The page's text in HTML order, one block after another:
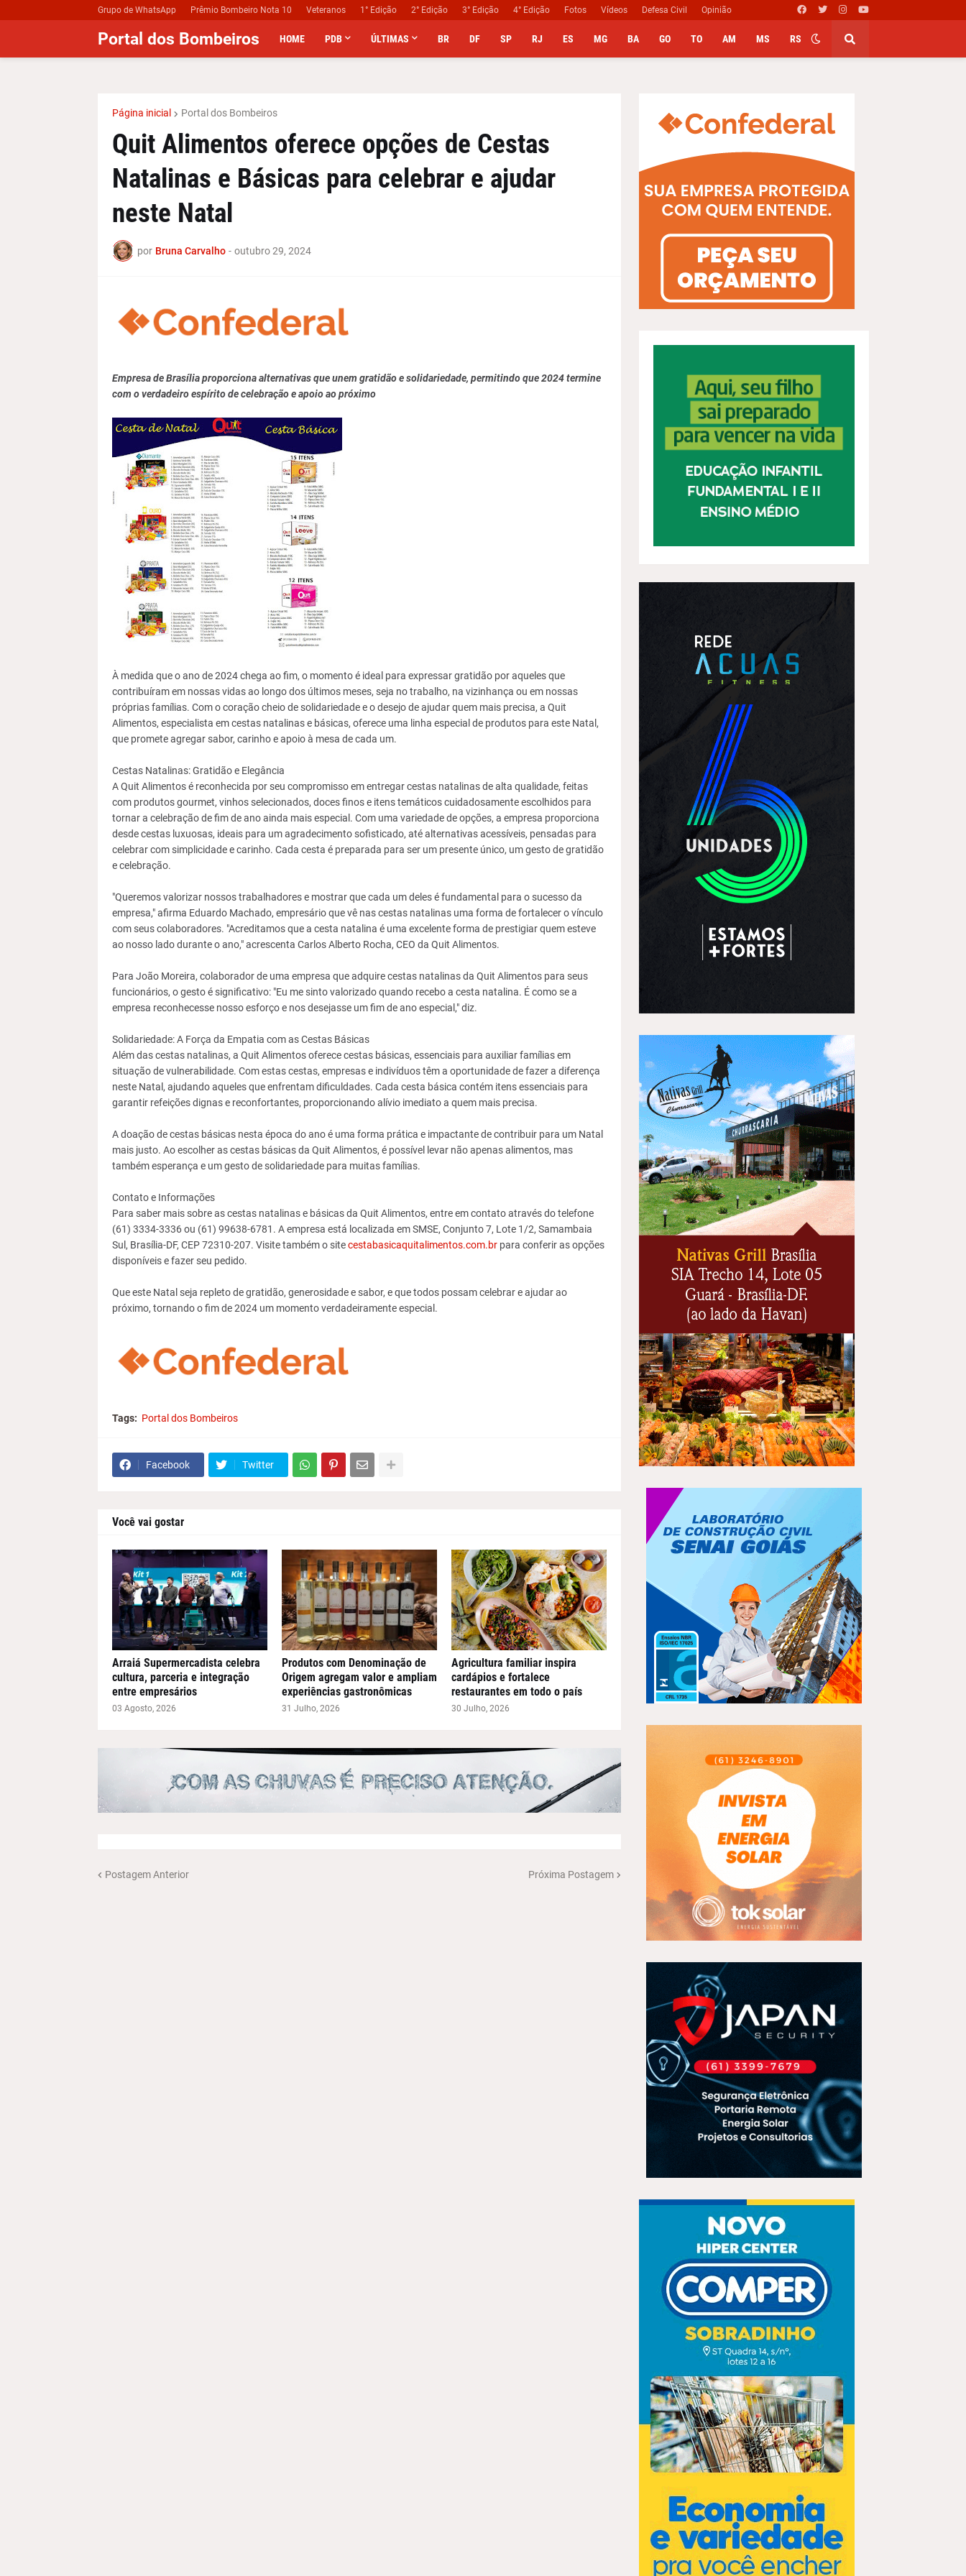
Grupo de WhatsApp Prêmio Bombeiro Nota 10 Veteranos 1° Edição 2° Edição 3° Edição 4° Edição Fotos Vídeos Defesa Civil Opinião
Portal dos Bombeiros HOME PDB ÚLTIMAS BR DF SP RJ ES MG BA GO TO AM MS RS
Página inicial Portal dos Bombeiros
Quit Alimentos oferece opções de Cestas
Natalinas e Básicas para celebrar e ajudar
neste Natal
por Bruna Carvalho - outubro 29, 2024
Empresa de Brasília proporciona alternativas que unem gratidão e solidariedade, permitindo que 2024 termine
com o verdadeiro espírito de celebração e apoio ao próximo
À medida que o ano de 2024 chega ao fim, o momento é ideal para expressar gratidão por aqueles que
contribuíram em nossas vidas ao longo dos últimos meses, seja no trabalho, na vizinhança ou em nossas
próprias famílias. Com o coração cheio de solidariedade e o desejo de ajudar quem mais precisa, a Quit
Alimentos, especialista em cestas natalinas e básicas, oferece uma linha especial de produtos para este Natal,
que promete agregar sabor, carinho e apoio à mesa de cada um.
Cestas Natalinas: Gratidão e Elegância
A Quit Alimentos é reconhecida por seu compromisso em entregar cestas natalinas de alta qualidade, feitas
com produtos gourmet, vinhos selecionados, doces finos e itens temáticos cuidadosamente escolhidos para
tornar a celebração de fim de ano ainda mais especial. Com uma variedade de opções, a empresa proporciona
desde cestas luxuosas, ideais para um agradecimento sofisticado, até alternativas acessíveis, pensadas para
celebrar com simplicidade e carinho. Cada cesta é preparada para ser um presente único, um gesto de gratidão
e celebração.
"Queremos valorizar nossos trabalhadores e mostrar que cada um deles é fundamental para o sucesso da
empresa," afirma Eduardo Machado, empresário que vê nas cestas natalinas uma forma de fortalecer o vínculo
com seus colaboradores. "Acreditamos que a cesta natalina é uma excelente forma de prestigiar quem esteve
ao nosso lado durante o ano," acrescenta Carlos Alberto Rocha, CEO da Quit Alimentos.
Para João Moreira, colaborador de uma empresa que adquire cestas natalinas da Quit Alimentos para seus
funcionários, o gesto é significativo: "Eu me sinto valorizado quando recebo a cesta natalina. É como se a
empresa reconhecesse nosso esforço e nos desejasse um fim de ano especial," diz.
Solidariedade: A Força da Empatia com as Cestas Básicas
Além das cestas natalinas, a Quit Alimentos oferece cestas básicas, essenciais para auxiliar famílias em
situação de vulnerabilidade. Com estas cestas, empresas e indivíduos têm a oportunidade de fazer a diferença
neste Natal, ajudando aqueles que enfrentam dificuldades. Cada cesta básica contém itens essenciais para
garantir refeições dignas e reconfortantes, proporcionando alívio imediato a quem mais precisa.
A doação de cestas básicas nesta época do ano é uma forma prática e impactante de contribuir para um Natal
mais justo. Ao escolher as cestas básicas da Quit Alimentos, é possível levar não apenas alimentos, mas
também esperança e um gesto de solidariedade para muitas famílias.
Contato e Informações
Para saber mais sobre as cestas natalinas e básicas da Quit Alimentos, entre em contato através do telefone
(61) 3334-3336 ou (61) 99638-6781. A empresa está localizada em SMSE, Conjunto 7, Lote 1/2, Samambaia
Sul, Brasília-DF, CEP 72310-207. Visite também o sitecestabasicaquitalimentos.com.brpara conferir as opções
disponíveis e fazer seu pedido.
Que este Natal seja repleto de gratidão, generosidade e sabor, e que todos possam celebrar e ajudar ao
próximo, tornando o fim de 2024 um momento verdadeiramente especial.
Tags: Portal dos Bombeiros
Facebook Twitter
Você vai gostar
Arraiá Supermercadista celebra
cultura, parceria e integração
entre empresários
03 Agosto, 2026
Produtos com Denominação de
Origem agregam valor e ampliam
experiências gastronômicas
31 Julho, 2026
Agricultura familiar inspira
cardápios e fortalece
restaurantes em todo o país
30 Julho, 2026
Postagem Anterior Próxima Postagem